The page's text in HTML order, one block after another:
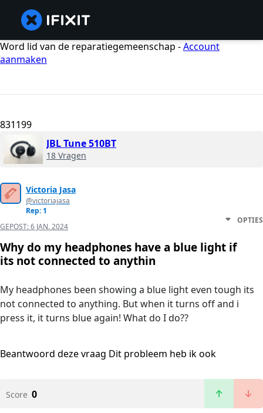
Word lid van de reparatiegemeenschap -Account
aanmaken
831199
JBL Tune 510BT
18 Vragen
Victoria Jasa
@victoriajasa
Rep: 1
GEPOST:6 JAN. 2024
OPTIES
Why do my headphones have a blue light if
its not connected to anythin
My headphones been showing a blue light even tough its
not connected to anything. But when it turns off and i
press it, it turns blue again! What do I do??
Beantwoord deze vraag Dit probleem heb ik ook
Score 0